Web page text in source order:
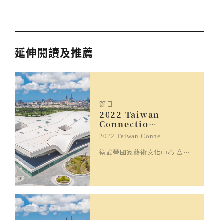
延伸閱讀及推薦
節目
2022 Taiwan
Connectio…
2022 Taiwan Conne…
衛武營國家藝術文化中心 音樂廳